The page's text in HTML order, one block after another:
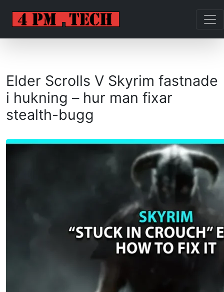
Elder Scrolls V Skyrim fastnade
i hukning – hur man fixar
stealth-bugg